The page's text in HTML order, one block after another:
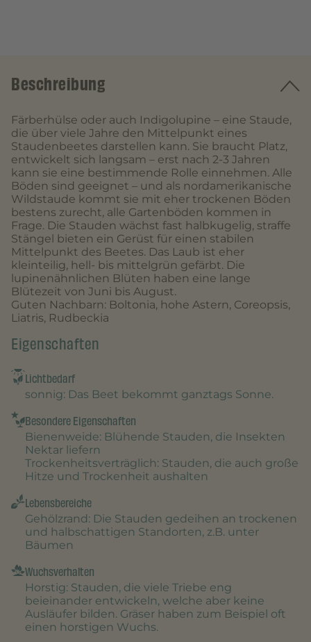
Beschreibung
Färberhülse oder auch Indigolupine – eine Staude,
die über viele Jahre den Mittelpunkt eines
Staudenbeetes darstellen kann. Sie braucht Platz,
entwickelt sich langsam – erst nach 2-3 Jahren
kann sie eine bestimmende Rolle einnehmen. Alle
Böden sind geeignet – und als nordamerikanische
Wildstaude kommt sie mit eher trockenen Böden
bestens zurecht, alle Gartenböden kommen in
Frage. Die Stauden wächst fast halbkugelig, straffe
Stängel bieten ein Gerüst für einen stabilen
Mittelpunkt des Beetes. Das Laub ist eher
kleinteilig, hell- bis mittelgrün gefärbt. Die
lupinenähnlichen Blüten haben eine lange
Blütezeit von Juni bis August.
Guten Nachbarn: Boltonia, hohe Astern, Coreopsis,
Liatris, Rudbeckia
Eigenschaften
Lichtbedarf
sonnig: Das Beet bekommt ganztags Sonne.
Besondere Eigenschaften
Bienenweide: Blühende Stauden, die Insekten
Nektar liefern
Trockenheitsverträglich: Stauden, die auch große
Hitze und Trockenheit aushalten
Lebensbereiche
Gehölzrand : Die Stauden gedeihen an trockenen
und halbschattigen Standorten, z.B. unter
Bäumen
Wuchsverhalten
Horstig: Stauden, die viele Triebe eng
beieinander entwickeln, welche aber keine
Ausläufer bilden. Gräser haben zum Beispiel oft
einen horstigen Wuchs.